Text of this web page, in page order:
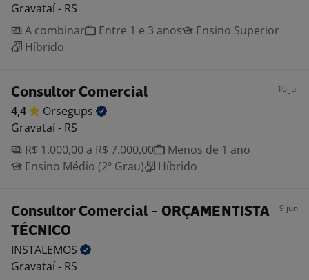
Gravataí - RS
A combinar
Entre 1 e 3 anos
Ensino Superior
Híbrido
Consultor Comercial 10 jul
4,4
Orsegups
Gravataí - RS
R$ 1.000,00 a R$ 7.000,00
Menos de 1 ano
Ensino Médio (2º Grau)
Híbrido
Consultor Comercial - ORÇAMENTISTA
TÉCNICO
9 jun
INSTALEMOS
Gravataí - RS